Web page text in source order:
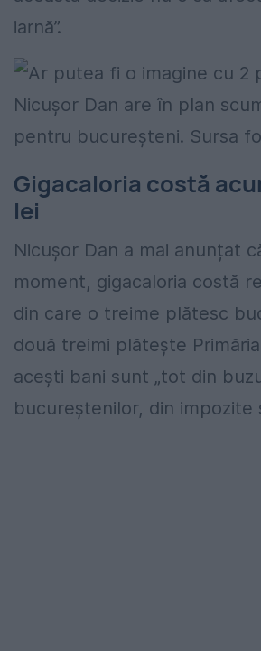
iarnă”.
Nicușor Dan are în plan
pentru bucureșteni. Sursa
Gigacaloria costă
lei
Nicușor Dan a mai anunțat
moment, gigacaloria costă
din care o treime plătesc
două treimi plătește
acești bani sunt „tot din
bucureștenilor, din impozite